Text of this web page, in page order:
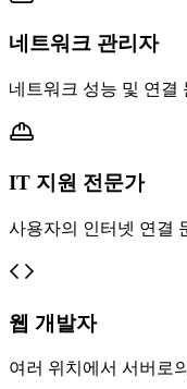
네트워크 관리자
네트워크 성능 및 연결
IT 지원 전문가
사용자의 인터넷 연결
웹 개발자
여러 위치에서 서버로